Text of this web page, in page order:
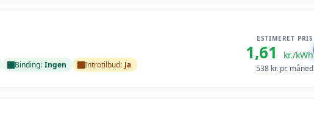
Binding: Ingen Introtilbud: Ja
ESTIMERET PRIS
1,61 kr./kWh
538 kr. pr. måned